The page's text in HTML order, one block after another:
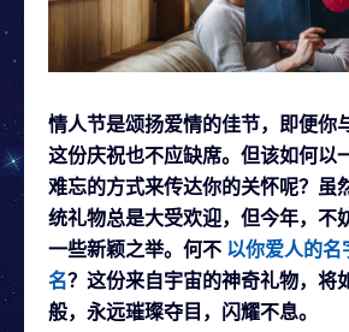
情人节是颂扬爱情的佳节，即便你
这份庆祝也不应缺席。但该如何以
难忘的方式来传达你的关怀呢？虽
统礼物总是大受欢迎，但今年，不
一些新颖之举。何不 以你爱人的名
名？这份来自宇宙的神奇礼物，将
般，永远璀璨夺目，闪耀不息。